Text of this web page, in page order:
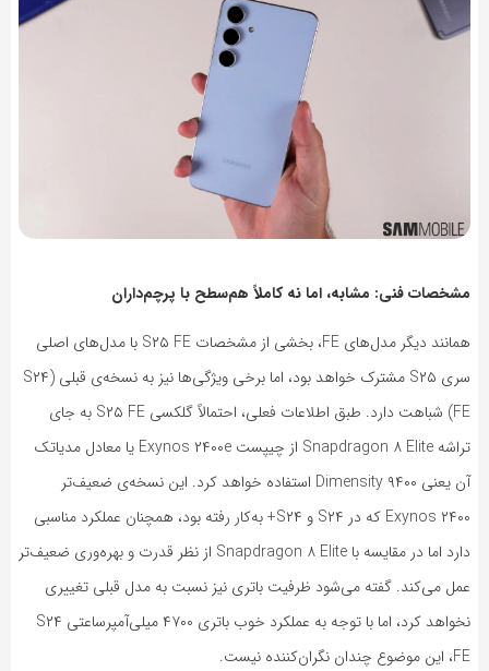
مشخصات فنی: مشابه، اما نه کاملاً هم‌سطح با پرچم‌داران
همانند دیگر مدل‌های FE، بخشی از مشخصات S۲۵ FE با مدل‌های اصلی
سری S۲۵ مشترک خواهد بود، اما برخی ویژگی‌ها نیز به نسخه‌ی قبلی (S۲۴
FE) شباهت دارد. طبق اطلاعات فعلی، احتمالاً گلکسی S۲۵ FE به جای
تراشه Snapdragon ۸ Elite از چیپست Exynos ۲۴۰۰e یا معادل مدیاتک
آن یعنی Dimensity ۹۴۰۰ استفاده خواهد کرد. این نسخه‌ی ضعیف‌تر
Exynos ۲۴۰۰ که در S۲۴ و S۲۴+ به‌کار رفته بود، همچنان عملکرد مناسبی
دارد اما در مقایسه با Snapdragon ۸ Elite از نظر قدرت و بهره‌وری ضعیف‌تر
عمل می‌کند. گفته می‌شود ظرفیت باتری نیز نسبت به مدل قبلی تغییری
نخواهد کرد، اما با توجه به عملکرد خوب باتری ۴۷۰۰ میلی‌آمپرساعتی S۲۴
FE، این موضوع چندان نگران‌کننده نیست.